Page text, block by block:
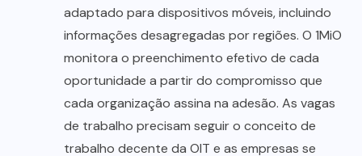
adaptado para dispositivos móveis, incluindo
informações desagregadas por regiões. O 1MiO
monitora o preenchimento efetivo de cada
oportunidade a partir do compromisso que
cada organização assina na adesão. As vagas
de trabalho precisam seguir o conceito de
trabalho decente da OIT e as empresas se